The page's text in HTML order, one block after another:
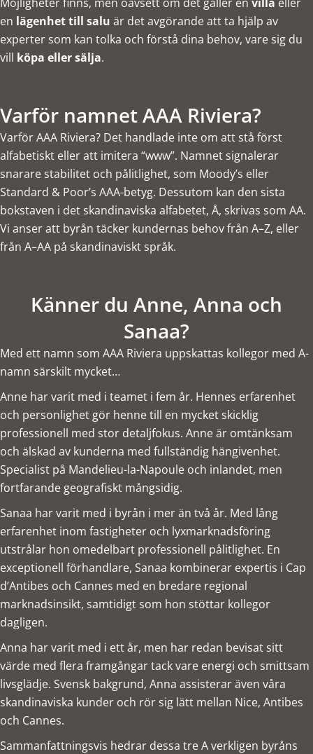
en lägenhet till salu är det avgörande att ta hjälp av
experter som kan tolka och förstå dina behov, vare sig du
vill köpa eller sälja.
Varför namnet AAA Riviera?
Varför AAA Riviera? Det handlade inte om att stå först
alfabetiskt eller att imitera “www”. Namnet signalerar
snarare stabilitet och pålitlighet, som Moody’s eller
Standard & Poor’s AAA-betyg. Dessutom kan den sista
bokstaven i det skandinaviska alfabetet, Å, skrivas som AA.
Vi anser att byrån täcker kundernas behov från A–Z, eller
från A–AA på skandinaviskt språk.
Känner du Anne, Anna och
Sanaa?
Med ett namn som AAA Riviera uppskattas kollegor med A-
namn särskilt mycket…
Anne har varit med i teamet i fem år. Hennes erfarenhet
och personlighet gör henne till en mycket skicklig
professionell med stor detaljfokus. Anne är omtänksam
och älskad av kunderna med fullständig hängivenhet.
Specialist på Mandelieu-la-Napoule och inlandet, men
fortfarande geografiskt mångsidig.
Sanaa har varit med i byrån i mer än två år. Med lång
erfarenhet inom fastigheter och lyxmarknadsföring
utstrålar hon omedelbart professionell pålitlighet. En
exceptionell förhandlare, Sanaa kombinerar expertis i Cap
d’Antibes och Cannes med en bredare regional
marknadsinsikt, samtidigt som hon stöttar kollegor
dagligen.
Anna har varit med i ett år, men har redan bevisat sitt
värde med flera framgångar tack vare energi och smittsam
livsglädje. Svensk bakgrund, Anna assisterar även våra
skandinaviska kunder och rör sig lätt mellan Nice, Antibes
och Cannes.
Sammanfattningsvis hedrar dessa tre A verkligen byråns